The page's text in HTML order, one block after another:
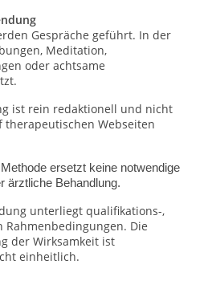
Gespräche geführt. In der
Meditation,
oder achtsame
ist rein redaktionell und nicht
Webseiten
ersetzt keine notwendige
ärztliche Behandlung.
unterliegt qualifikations-,
Die
der Wirksamkeit ist
einheitlich.